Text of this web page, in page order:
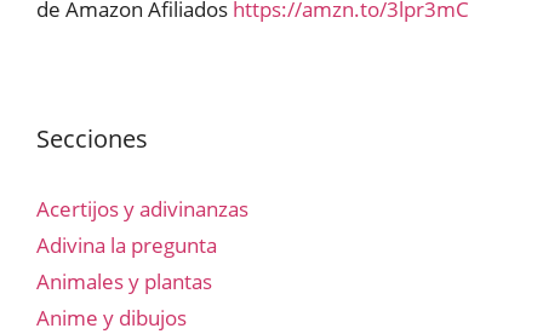
de Amazon Afiliados https://amzn.to/3lpr3mC
Secciones
Acertijos y adivinanzas
Adivina la pregunta
Animales y plantas
Anime y dibujos